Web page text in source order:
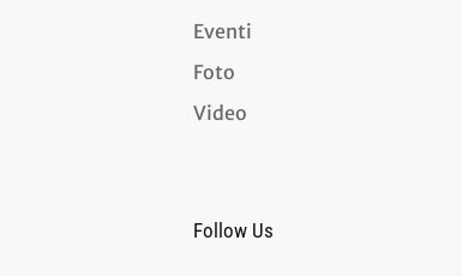
Eventi
Foto
Video
Follow Us